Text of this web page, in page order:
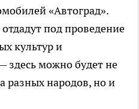
«Автоград».
под проведение
культур и
здесь можно будет не
разных народов, но и